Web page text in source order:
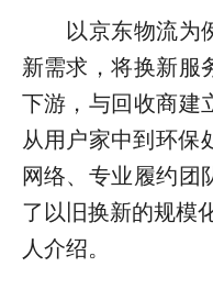
以京东物流为例
新需求，将换新服
下游，与回收商建
从用户家中到环保
网络、专业履约团
了以旧换新的规模
人介绍。